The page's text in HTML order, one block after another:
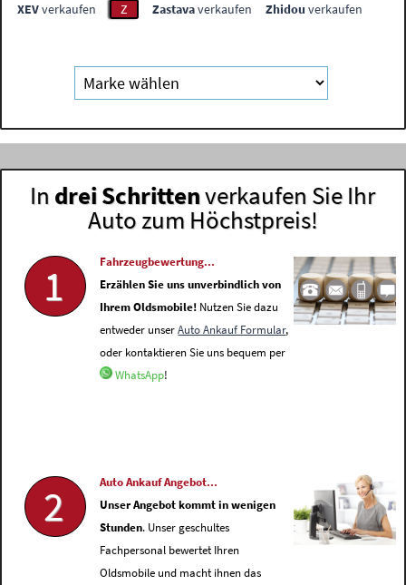
XEVverkaufen Z Zastavaverkaufen Zhidou verkaufen
In drei Schrittenverkaufen Sie Ihr
Auto zum Höchstpreis!
1
Fahrzeugbewertung...
Erzählen Sie uns unverbindlich von
Ihrem Oldsmobile! Nutzen Sie dazu
entweder unserAuto Ankauf Formular,
oder kontaktieren Sie uns bequem per
WhatsApp!
2
Auto Ankauf Angebot...
Unser Angebot kommt in wenigen
Stunden. Unser geschultes
Fachpersonal bewertet Ihren
Oldsmobile und macht ihnen das